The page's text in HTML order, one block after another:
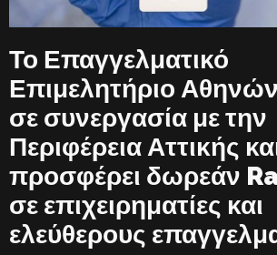
Το Επαγγελματικό
Επιμελητήριο
σε συνεργασία με την
Περιφέρεια Αττικής
προσφέρει δωρεάν
σε επιχειρηματίες και
ελεύθερους